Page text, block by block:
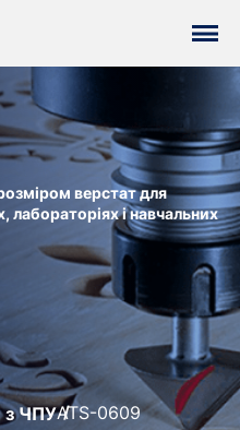
верстат для
і навчальних
з ЧПУATS-0609